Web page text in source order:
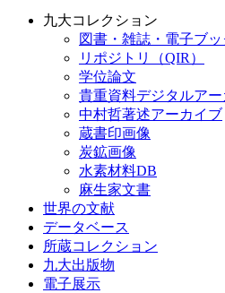
九大コレクション
図書・雑誌・電子ブ
リポジトリ（QIR）
学位論文
貴重資料デジタルア
中村哲著述アーカイブ
蔵書印画像
炭鉱画像
水素材料DB
麻生家文書
世界の文献
データベース
所蔵コレクション
九大出版物
電子展示